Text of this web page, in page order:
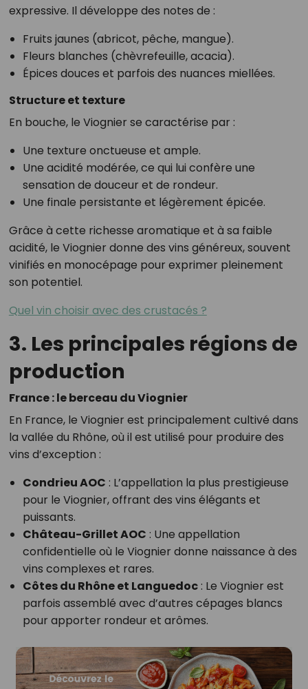
expressive. Il développe des notes de :
Fruits jaunes (abricot, pêche, mangue).
Fleurs blanches (chèvrefeuille, acacia).
Épices douces et parfois des nuances miellées.
Structure et texture
En bouche, le Viognier se caractérise par :
Une texture onctueuse et ample.
Une acidité modérée, ce qui lui confère une
sensation de douceur et de rondeur.
Une finale persistante et légèrement épicée.
Grâce à cette richesse aromatique et à sa faible
acidité, le Viognier donne des vins généreux, souvent
vinifiés en monocépage pour exprimer pleinement
son potentiel.
Quel vin choisir avec des crustacés ?
3. Les principales régions de
production
France : le berceau du Viognier
En France, le Viognier est principalement cultivé dans
la vallée du Rhône, où il est utilisé pour produire des
vins d’exception :
Condrieu AOC : L’appellation la plus prestigieuse
pour le Viognier, offrant des vins élégants et
puissants.
Château-Grillet AOC : Une appellation
confidentielle où le Viognier donne naissance à des
vins complexes et rares.
Côtes du Rhône et Languedoc: Le Viognier est
parfois assemblé avec d’autres cépages blancs
pour apporter rondeur et arômes.